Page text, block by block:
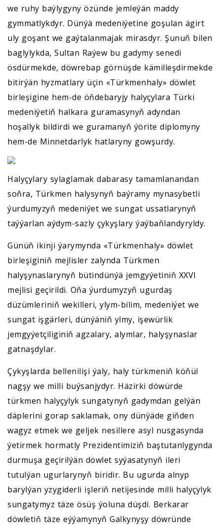
we ruhy baýlygyny özünde jemleýän maddy
gymmatlykdyr. Dünýä medeniýetine goşulan ägirt
uly goşant we gaýtalanmajak mirasdyr. Şunuň bilen
baglylykda, Sultan Raýew bu gadymy senedi
ösdürmekde, döwrebap görnüşde kämilleşdirmekde
bitirýän hyzmatlary üçin «Türkmenhaly» döwlet
birleşigine hem-de öňdebaryjy halyçylara Türki
medeniýetiň halkara guramasynyň adyndan
hoşallyk bildirdi we guramanyň ýörite diplomyny
hem-de Minnetdarlyk hatlaryny gowşurdy.
Halyçylary sylaglamak dabarasy tamamlanandan
soňra, Türkmen halysynyň baýramy mynasybetli
ýurdumyzyň medeniýet we sungat ussatlarynyň
taýýarlan aýdym-sazly çykyşlary ýaýbaňlandyryldy.
Günüň ikinji ýarymynda «Türkmenhaly» döwlet
birleşiginiň mejlisler zalynda Türkmen
halyşynaslarynyň bütindünýä jemgyýetiniň XXVI
mejlisi geçirildi. Oňa ýurdumyzyň ugurdaş
düzümleriniň wekilleri, ylym-bilim, medeniýet we
sungat işgärleri, dünýäniň ylmy, işewürlik
jemgyýetçiliginiň agzalary, alymlar, halyşynaslar
gatnaşdylar.
Çykyşlarda bellenilişi ýaly, haly türkmeniň köňül
nagşy we milli buýsanjydyr. Häzirki döwürde
türkmen halyçylyk sungatynyň gadymdan gelýän
däplerini gorap saklamak, ony dünýäde giňden
wagyz etmek we geljek nesillere asyl nusgasynda
ýetirmek hormatly Prezidentimiziň baştutanlygynda
durmuşa geçirilýän döwlet syýasatynyň ileri
tutulýan ugurlarynyň biridir. Bu ugurda alnyp
barylýan yzygiderli işleriň netijesinde milli halyçylyk
sungatymyz täze ösüş ýoluna düşdi. Berkarar
döwletiň täze eýýamynyň Galkynyşy döwründe